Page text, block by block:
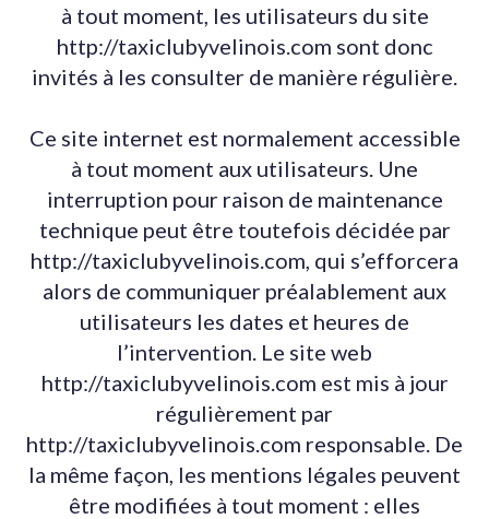
à tout moment, les utilisateurs du site
http://taxiclubyvelinois.com sont donc
invités à les consulter de manière régulière.
Ce site internet est normalement accessible
à tout moment aux utilisateurs. Une
interruption pour raison de maintenance
technique peut être toutefois décidée par
http://taxiclubyvelinois.com, qui s’efforcera
alors de communiquer préalablement aux
utilisateurs les dates et heures de
l’intervention. Le site web
http://taxiclubyvelinois.com est mis à jour
régulièrement par
http://taxiclubyvelinois.com responsable. De
la même façon, les mentions légales peuvent
être modifiées à tout moment : elles